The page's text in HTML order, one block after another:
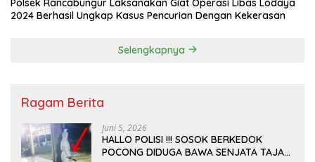
2024 Berhasil Ungkap Kasus Pencurian Dengan Kekerasan
Selengkapnya
Ragam Berita
Juni 5, 2026
HALLO POLISI !!! SOSOK BERKEDOK
POCONG DIDUGA BAWA SENJATA TAJAM